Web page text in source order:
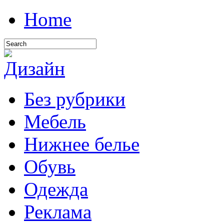
Home
Без рубрики
Мебель
Нижнее белье
Обувь
Одежда
Реклама